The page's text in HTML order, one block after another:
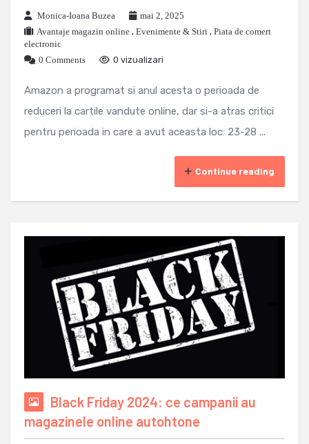
Monica-Ioana Buzea
mai 2, 2025
Avantaje magazin online , Evenimente & Stiri , Piata de comert
electronic
0 Comments
0 vizualizari
Amazon a programat si anul acesta o perioada de
reduceri la cartile vandute online, dar si-a atras critici
pentru perioada in care a avut aceasta loc: 23-28 ...
Continue reading
Black Friday 2024: ce campanii au
magazinele online autohtone